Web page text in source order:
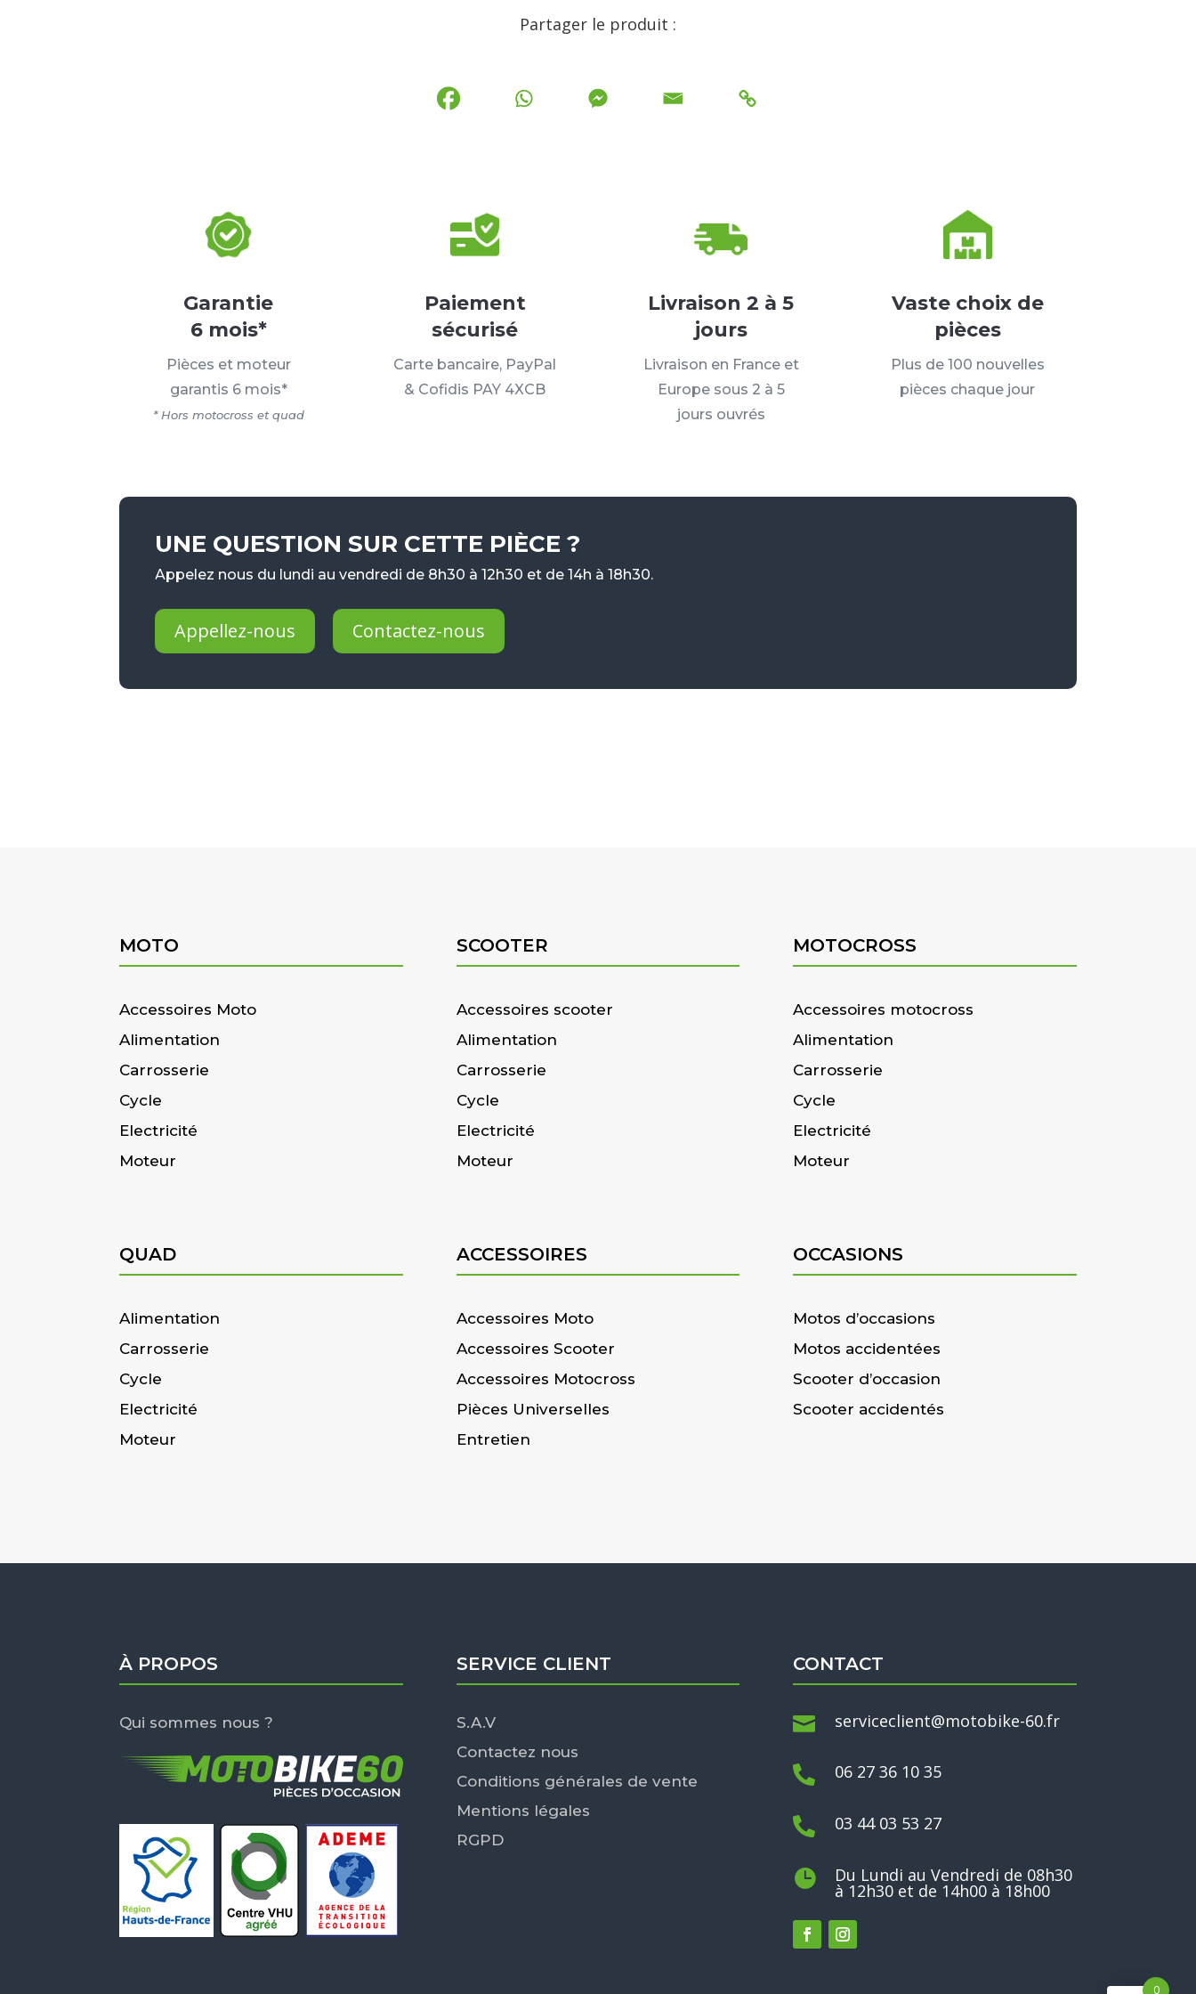
Partager le produit :
Garantie
6 mois*
Pièces et moteur
garantis 6 mois*
* Hors motocross et quad
Paiement
sécurisé
Carte bancaire, PayPal
& Cofidis PAY 4XCB
Livraison 2 à 5
jours
Livraison en France et
Europe sous 2 à 5
jours ouvrés
Vaste choix de
pièces
Plus de 100 nouvelles
pièces chaque jour
UNE QUESTION SUR CETTE PIÈCE ?
Appelez nous du lundi au vendredi de 8h30 à 12h30 et de 14h à 18h30.
Appellez-nous Contactez-nous
MOTO
Accessoires Moto
Alimentation
Carrosserie
Cycle
Electricité
Moteur
SCOOTER
Accessoires scooter
Alimentation
Carrosserie
Cycle
Electricité
Moteur
MOTOCROSS
Accessoires motocross
Alimentation
Carrosserie
Cycle
Electricité
Moteur
QUAD
Alimentation
Carrosserie
Cycle
Electricité
Moteur
ACCESSOIRES
Accessoires Moto
Accessoires Scooter
Accessoires Motocross
Pièces Universelles
Entretien
OCCASIONS
Motos d’occasions
Motos accidentées
Scooter d’occasion
Scooter accidentés
À PROPOS
Qui sommes nous ?
SERVICE CLIENT
S.A.V
Contactez nous
Conditions générales de vente
Mentions légales
RGPD
CONTACT
 serviceclient@motobike-60.fr
 06 27 36 10 35
 03 44 03 53 27
 Du Lundi au Vendredi de 08h30
à 12h30 et de 14h00 à 18h00
0